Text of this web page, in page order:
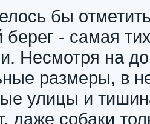
бы
берег - самая
Несмотря на
размеры, в
улицы и
даже собаки